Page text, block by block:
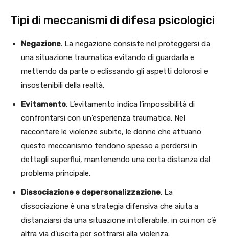
Tipi di meccanismi di difesa psicologici
Negazione. La negazione consiste nel proteggersi da
una situazione traumatica evitando di guardarla e
mettendo da parte o eclissando gli aspetti dolorosi e
insostenibili della realtà.
Evitamento. L’evitamento indica l’impossibilità di
confrontarsi con un’esperienza traumatica. Nel
raccontare le violenze subite, le donne che attuano
questo meccanismo tendono spesso a perdersi in
dettagli superflui, mantenendo una certa distanza dal
problema principale.
Dissociazione e depersonalizzazione. La
dissociazione è una strategia difensiva che aiuta a
distanziarsi da una situazione intollerabile, in cui non c’è
altra via d’uscita per sottrarsi alla violenza.